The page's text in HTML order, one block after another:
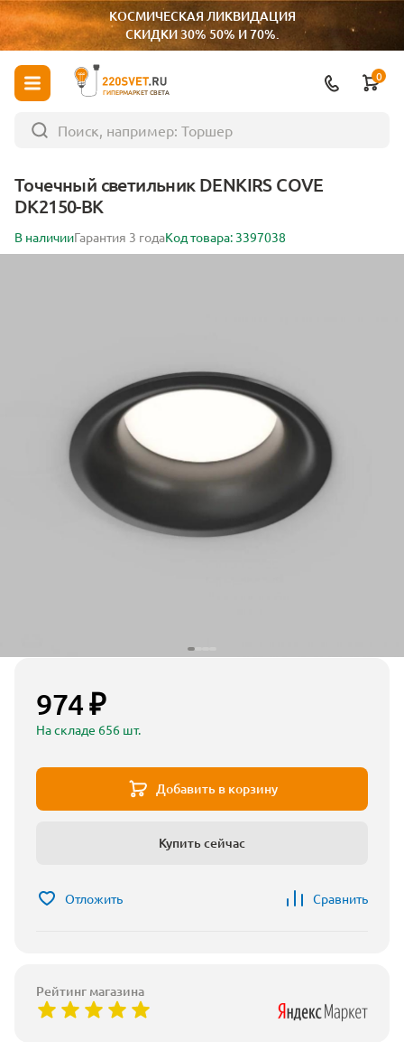
КОСМИЧЕСКАЯ ЛИКВИДАЦИЯ
СКИДКИ 30% 50% И 70%.
ГИПЕРМАРКЕТ СВЕТА
0
Точечный светильник DENKIRS COVE
DK2150-BK
В наличииГарантия 3 годаКод товара: 3397038
974 ₽
На складе 656 шт.
Добавить в корзину
Купить сейчас
Отложить Сравнить
Рейтинг магазина